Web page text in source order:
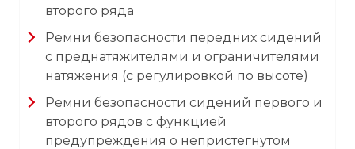
второго ряда
Ремни безопасности передних сидений
с преднатяжителями и ограничителями
натяжения (с регулировкой по высоте)
Ремни безопасности сидений первого и
второго рядов с функцией
предупреждения о непристегнутом